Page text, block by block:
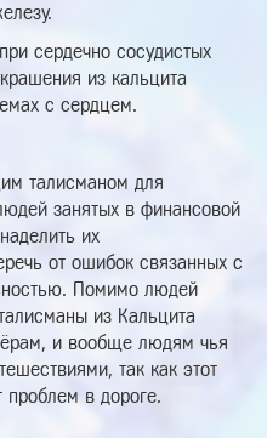
сердечно сосудистых
из кальцита
с сердцем.
талисманом для
занятых в финансовой
их
от ошибок связанных с
Помимо людей
из Кальцита
и вообще людям чья
так как этот
проблем в дороге.